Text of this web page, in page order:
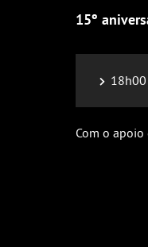
Yahoo!
15º
18h00
Com o apoio